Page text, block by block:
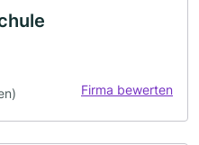
Firma bewerten